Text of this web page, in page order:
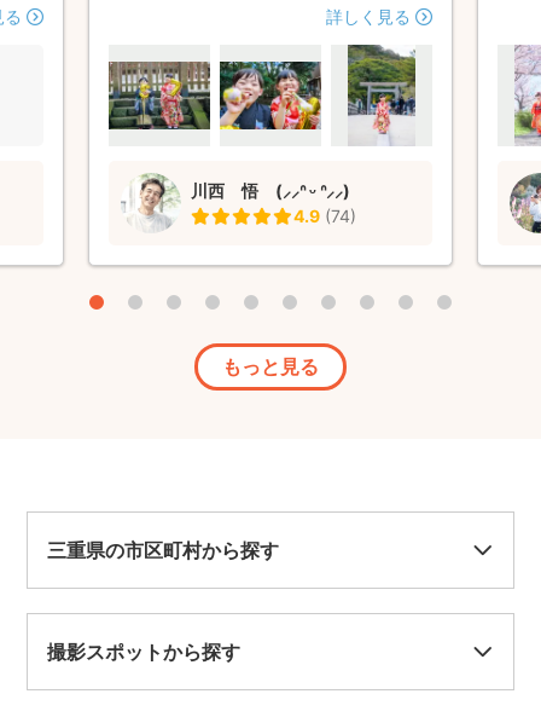
良か
撮影をお願いしました。 予約の際から、
ただいて心強かったです。 撮影時間もオ
ーバーしてしまい、こちらの時間都合で、
ドタバタと伊勢神宮まで付き合っていただ
きましたが、おかげさまで素敵な写真をた
ました✨ 子供達もおもちゃなどたくさん
小物を用意いただいて、川西さんとの撮影
また機会があったら、お願いさせていただ
きたいです。
詳しく見る
川西 悟 (⸝⸝ᐢ ᵕ ᐢ⸝⸝)
4.9 (74)
り
達
リ
な
い
た。
もっと見る
三重県の市区町村から探す
撮影スポットから探す